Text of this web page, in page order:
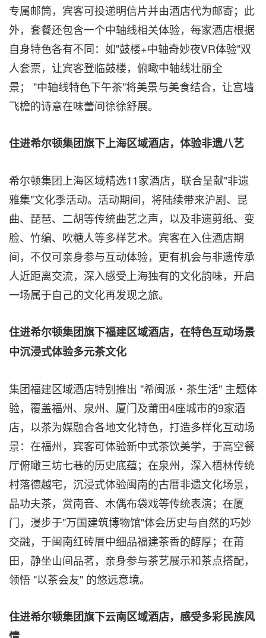
专属邮筒，宾客可投递明信片并由酒店代为邮寄；此
外，套餐还包含一个中轴线相关体验，每家酒店根据
自身特色各有不同：如"鼓楼+中轴奇妙夜VR体验"双
人套票，让宾客登临鼓楼，俯瞰中轴线壮丽全
景； "中轴线特色下午茶"将美景与美食结合，让宫墙
飞檐的诗意在味蕾间徐徐舒展。
住进希尔顿集团旗下上海区域酒店，体验非遗八艺
希尔顿集团上海区域精选11家酒店，联合呈献"非遗
雅集"文化季活动。活动期间，将陆续带来沪剧、昆
曲、琵琶、二胡等传统曲艺之声，以及非遗剪纸、变
脸、竹编、吹糖人等多样艺术。宾客在入住酒店期
间，不仅可亲身参与互动体验，更有机会与非遗传承
人近距离交流，深入感受上海独有的文化韵味，开启
一场属于自己的文化再发现之旅。
住进希尔顿集团旗下福建区域酒店，在特色互动场景
中沉浸式体验多元茶文化
集团福建区域酒店特别推出 "希闽派・茶生活" 主题体
验，覆盖福州、泉州、厦门及莆田4座城市的9家酒
店，以茶为媒融合各地文化特色，打造多样化互动场
景：在福州，宾客可体验新中式茶饮美学，于高空餐
厅俯瞰三坊七巷的历史底蕴；在泉州，深入梧林传统
村落德越宅，沉浸式体验闽南的古厝非遗文化场景，
品功夫茶，赏南音、木偶布袋戏等传统表演；在厦
门，漫步于"万国建筑博物馆"体会历史与自然的巧妙
交融，于闽南红砖厝中细品福建茶香的醇厚；在莆
田，静坐山间品茗，亲身参与茶艺展示和茶点搭配，
领悟 "以茶会友" 的悠远意境。
住进希尔顿集团旗下云南区域酒店，感受多彩民族风